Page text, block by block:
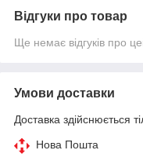
Відгуки про товар
Ще немає відгуків про
Умови доставки
Доставка здійснюється
Нова Пошта